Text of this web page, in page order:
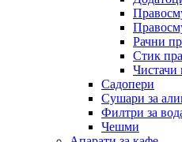
Рачни
Стик
Чистачи
Садопери
Сушари за
Филтри за
Чешми